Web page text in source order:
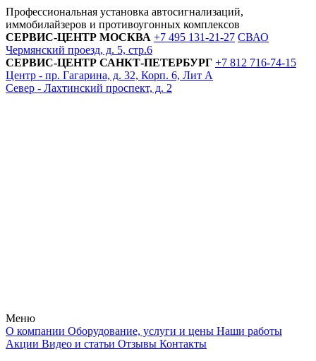
Профессиональная установка автосигнализаций,
иммобилайзеров и противоугонных комплексов
СЕРВИС-ЦЕНТР МОСКВА +7 495 131-21-27 СВАО
Чермянский проезд, д. 5, стр.6
СЕРВИС-ЦЕНТР САНКТ-ПЕТЕРБУРГ +7 812 716-74-15
Центр - пр. Гагарина, д. 32, Корп. 6, Лит А
Север - Лахтинский проспект, д. 2
Меню
О компании Оборудование, услуги и цены Наши работы
Акции Видео и статьи Отзывы Контакты